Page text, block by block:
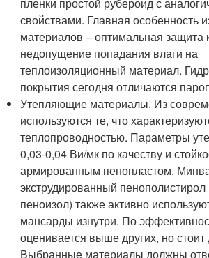
свойствами. Главная особенность
материалов – оптимальная защита
недопущение попадания влаги на
теплоизоляционный материал.
покрытия сегодня отличаются
Утепляющие материалы. Из
используются те, что
теплопроводностью. Параметры
0,03-0,04 Ви/мк по качеству и
армированным пенопластом.
экструдированный пенополистирол
пеноизол) также активно
мансарды изнутри. По
оценивается выше других, но
Выбранные материалы должны